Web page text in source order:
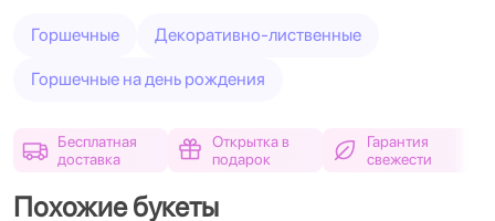
Горшечные Декоративно-лиственные
Горшечные на день рождения
Бесплатная
доставка
Открытка в
подарок
Гарантия
свежести
Похожие букеты